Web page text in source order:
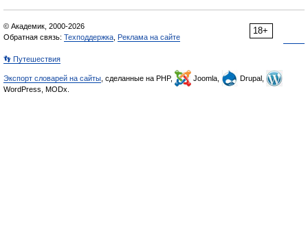
18+
© Академик, 2000-2026
Обратная связь: Техподдержка Реклама на сайте
👣 Путешествия
Экспорт словарей на сайты , сделанные на PHP, Joomla,
Drupal,
WordPress, MODx.